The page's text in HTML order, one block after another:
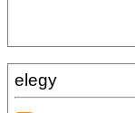
elegy